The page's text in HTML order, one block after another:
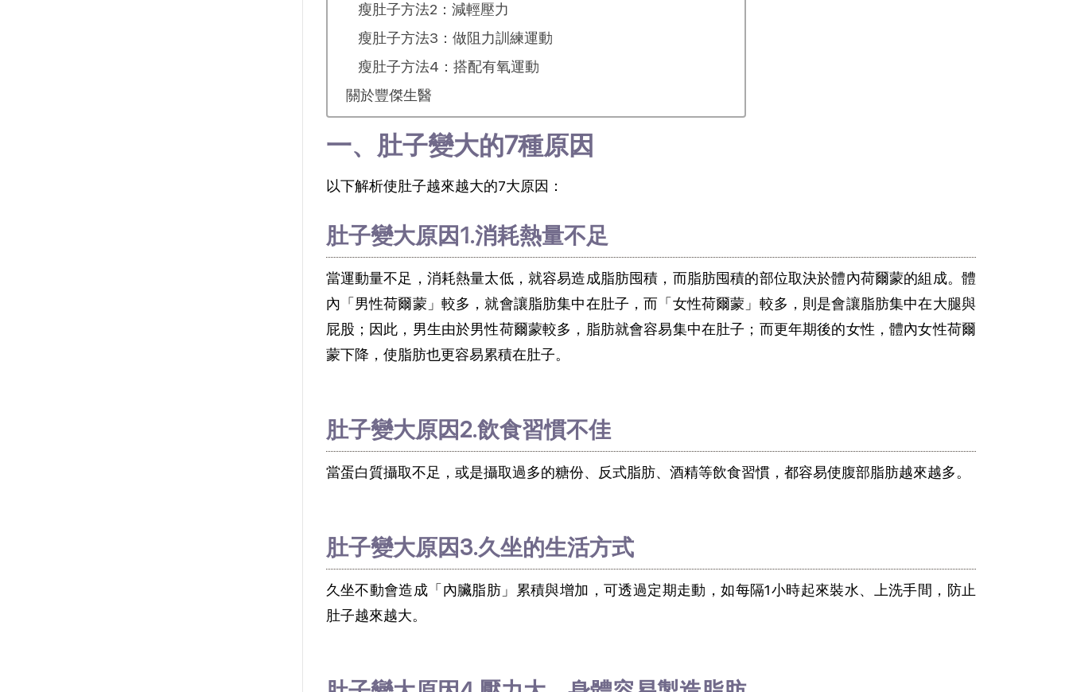
瘦肚子方法2：減輕壓力
瘦肚子方法3：做阻力訓練運動
瘦肚子方法4：搭配有氧運動
關於豐傑生醫
一、肚子變大的7種原因
以下解析使肚子越來越大的7大原因：
肚子變大原因1.消耗熱量不足
當運動量不足，消耗熱量太低，就容易造成脂肪囤積，而脂肪囤積的部位取決於體內荷爾蒙的組成。體
內「男性荷爾蒙」較多，就會讓脂肪集中在肚子，而「女性荷爾蒙」較多，則是會讓脂肪集中在大腿與
屁股；因此，男生由於男性荷爾蒙較多，脂肪就會容易集中在肚子；而更年期後的女性，體內女性荷爾
蒙下降，使脂肪也更容易累積在肚子。
肚子變大原因2.飲食習慣不佳
當蛋白質攝取不足，或是攝取過多的糖份、反式脂肪、酒精等飲食習慣，都容易使腹部脂肪越來越多。
肚子變大原因3.久坐的生活方式
久坐不動會造成「內臟脂肪」累積與增加，可透過定期走動，如每隔1小時起來裝水、上洗手間，防止
肚子越來越大。